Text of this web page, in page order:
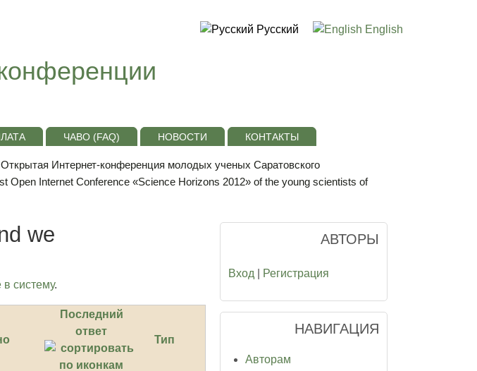
Русский English
ЧАВО (FAQ) НОВОСТИ КОНТАКТЫ
Интернет-конференция молодых ученых Саратовского
Open Internet Conference «Science Horizons 2012» of the young scientists of
we
в систему.
Последний
ответ
Тип
АВТОРЫ
Вход Регистрация
НАВИГАЦИЯ
Авторам